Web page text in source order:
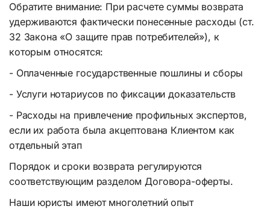
Обратите внимание: При расчете суммы возврата
удерживаются фактически понесенные расходы (ст.
32 Закона «О защите прав потребителей»), к
которым относятся:
- Оплаченные государственные пошлины и сборы
- Услуги нотариусов по фиксации доказательств
- Расходы на привлечение профильных экспертов,
если их работа была акцептована Клиентом как
отдельный этап
Порядок и сроки возврата регулируются
соответствующим разделом Договора-оферты.
Наши юристы имеют многолетний опыт